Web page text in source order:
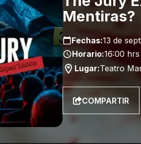
Mentiras?
Fechas:13 de
Horario:16:00 hrs
Lugar:Teatro
COMPARTIR